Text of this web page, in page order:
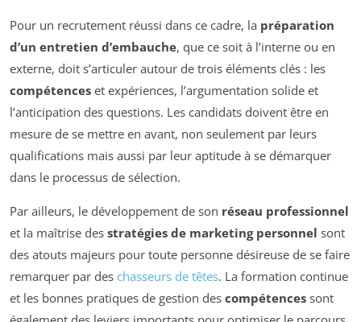
Pour un recrutement réussi dans ce cadre, la préparation
d’un entretien d’embauche, que ce soit à l’interne ou en
externe, doit s’articuler autour de trois éléments clés : les
compétences et expériences, l’argumentation solide et
l’anticipation des questions. Les candidats doivent être en
mesure de se mettre en avant, non seulement par leurs
qualifications mais aussi par leur aptitude à se démarquer
dans le processus de sélection.
Par ailleurs, le développement de son réseau professionnel
et la maîtrise des stratégies de marketing personnel sont
des atouts majeurs pour toute personne désireuse de se faire
remarquer par des chasseurs de têtes. La formation continue
et les bonnes pratiques de gestion des compétences sont